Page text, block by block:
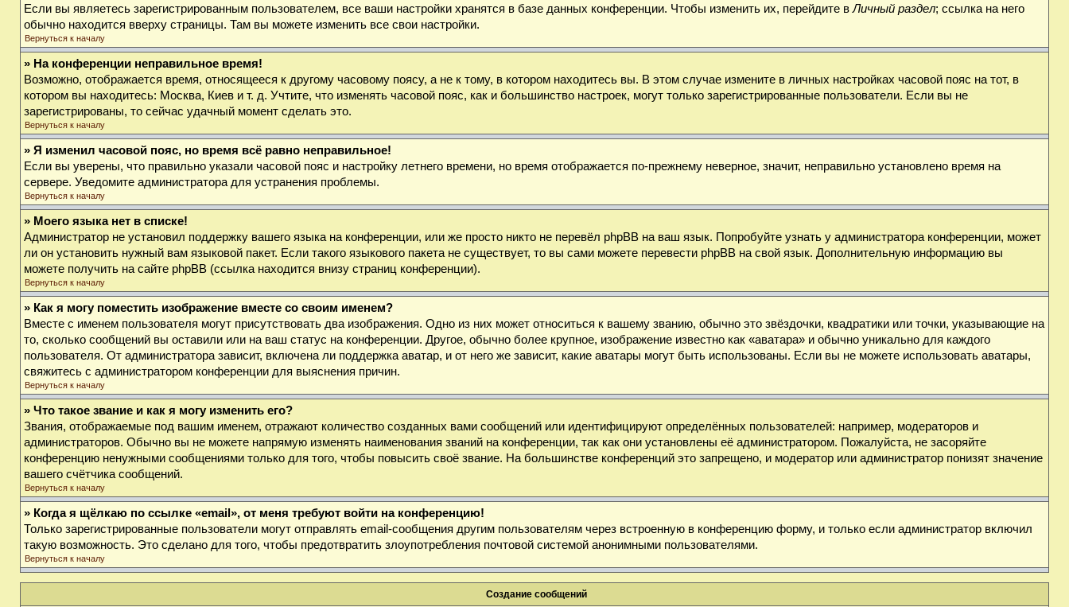
Если вы являетесь зарегистрированным пользователем, все ваши настройки хранятся в базе данных конференции. Чтобы изменить их, перейдите вЛичный раздел; ссылка на него
обычно находится вверху страницы. Там вы можете изменить все свои настройки.
Вернуться к началу
» На конференции неправильное время!
Возможно, отображается время, относящееся к другому часовому поясу, а не к тому, в котором находитесь вы. В этом случае измените в личных настройках часовой пояс на тот, в
котором вы находитесь: Москва, Киев и т. д. Учтите, что изменять часовой пояс, как и большинство настроек, могут только зарегистрированные пользователи. Если вы не
зарегистрированы, то сейчас удачный момент сделать это.
Вернуться к началу
» Я изменил часовой пояс, но время всё равно неправильное!
Если вы уверены, что правильно указали часовой пояс и настройку летнего времени, но время отображается по-прежнему неверное, значит, неправильно установлено время на
сервере. Уведомите администратора для устранения проблемы.
Вернуться к началу
» Моего языка нет в списке!
Администратор не установил поддержку вашего языка на конференции, или же просто никто не перевёл phpBB на ваш язык. Попробуйте узнать у администратора конференции, может
ли он установить нужный вам языковой пакет. Если такого языкового пакета не существует, то вы сами можете перевести phpBB на свой язык. Дополнительную информацию вы
можете получить на сайте phpBB (ссылка находится внизу страниц конференции).
Вернуться к началу
» Как я могу поместить изображение вместе со своим именем?
Вместе с именем пользователя могут присутствовать два изображения. Одно из них может относиться к вашему званию, обычно это звёздочки, квадратики или точки, указывающие на
то, сколько сообщений вы оставили или на ваш статус на конференции. Другое, обычно более крупное, изображение известно как «аватара» и обычно уникально для каждого
пользователя. От администратора зависит, включена ли поддержка аватар, и от него же зависит, какие аватары могут быть использованы. Если вы не можете использовать аватары,
свяжитесь с администратором конференции для выяснения причин.
Вернуться к началу
» Что такое звание и как я могу изменить его?
Звания, отображаемые под вашим именем, отражают количество созданных вами сообщений или идентифицируют определённых пользователей: например, модераторов и
администраторов. Обычно вы не можете напрямую изменять наименования званий на конференции, так как они установлены её администратором. Пожалуйста, не засоряйте
конференцию ненужными сообщениями только для того, чтобы повысить своё звание. На большинстве конференций это запрещено, и модератор или администратор понизят значение
вашего счётчика сообщений.
Вернуться к началу
» Когда я щёлкаю по ссылке «email», от меня требуют войти на конференцию!
Только зарегистрированные пользователи могут отправлять email-сообщения другим пользователям через встроенную в конференцию форму, и только если администратор включил
такую возможность. Это сделано для того, чтобы предотвратить злоупотребления почтовой системой анонимными пользователями.
Вернуться к началу
Создание сообщений